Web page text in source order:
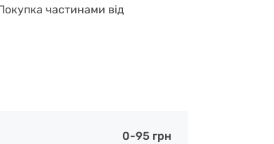
частинами від
0-95 грн